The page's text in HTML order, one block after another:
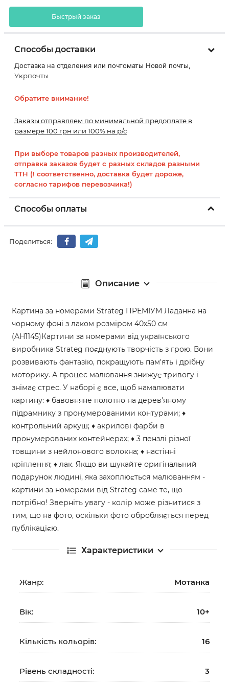
Быстрый заказ
Способы доставки
Доставка на отделения или почтоматы Новой почты,
Укрпочты
Обратите внимание!
Заказы отправляем по минимальной предоплате в
размере 100 грн или 100% на р/с
При выборе товаров разных производителей,
отправка заказов будет с разных складов разными
ТТН (! соответственно, доставка будет дороже,
согласно тарифов перевозчика!)
Способы оплаты
Поделиться:
Описание
Картина за номерами Strateg ПРЕМІУМ Ладанна на
чорному фоні з лаком розміром 40х50 см
(AH1145)Картини за номерами від українського
виробника Strateg поєднують творчість з грою. Вони
розвивають фантазію, покращують пам'ять і дрібну
моторику. А процес малювання знижує тривогу і
знімає стрес. У наборі є все, щоб намалювати
картину: ♦ бавовняне полотно на дерев'яному
підрамнику з пронумерованими контурами; ♦
контрольний аркуш; ♦ акрилові фарби в
пронумерованих контейнерах; ♦ 3 пензлі різної
товщини з нейлонового волокна; ♦ настінні
кріплення; ♦ лак. Якщо ви шукайте оригінальний
подарунок людині, яка захоплюється малюванням -
картини за номерами від Strateg саме те, що
потрібно! Зверніть увагу - колір може різнитися з
тим, що на фото, оскільки фото обробляється перед
публікацією.
Характеристики
Жанр: Мотанка
Вік: 10+
Кількість кольорів: 16
Рівень складності: 3